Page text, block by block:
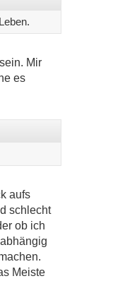
Mir
es
aufs
schlecht
ob ich
Meiste